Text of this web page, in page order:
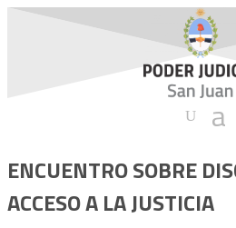
ENCUENTRO SOBRE
ACCESO A LA JUSTICIA